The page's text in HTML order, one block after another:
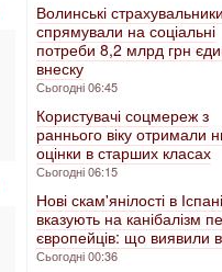
Волинські страхувальники
спрямували на соціальні
потреби 8,2 млрд грн
внеску
Сьогодні 06:45
Користувачі соцмереж з
раннього віку отримали
оцінки в старших класах
Сьогодні 06:15
Нові скам'янілості в
вказують на канібалізм
європейців: що виявили
Сьогодні 00:36